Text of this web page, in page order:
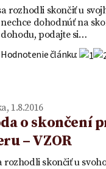
rozhodli skončiť u
dohodnúť na
podajte si…
Hodnotenie článku:
1.8.2016
o skončení
– VZOR
rozhodli skončiť u